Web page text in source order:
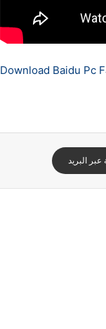
Download Baidu Pc
البريد